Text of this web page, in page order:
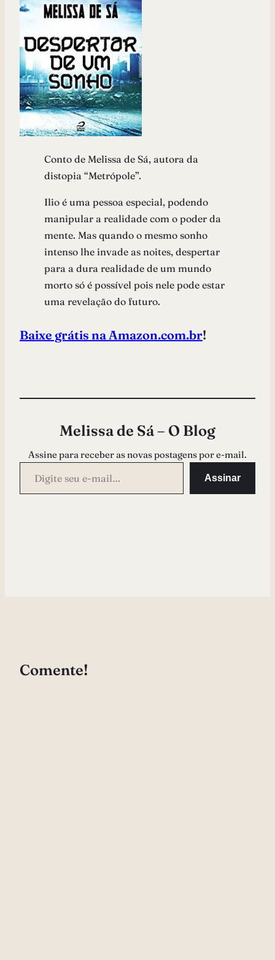
Conto de Melissa de Sá, autora da
distopia “Metrópole”.
Ilio é uma pessoa especial, podendo
manipular a realidade com o poder da
mente. Mas quando o mesmo sonho
intenso lhe invade as noites, despertar
para a dura realidade de um mundo
morto só é possível pois nele pode estar
uma revelação do futuro.
Baixe grátis na Amazon.com.br!
Melissa de Sá – O Blog
Assine para receber as novas postagens por e-mail.
Digite seu e-mail…
Assinar
Comente!